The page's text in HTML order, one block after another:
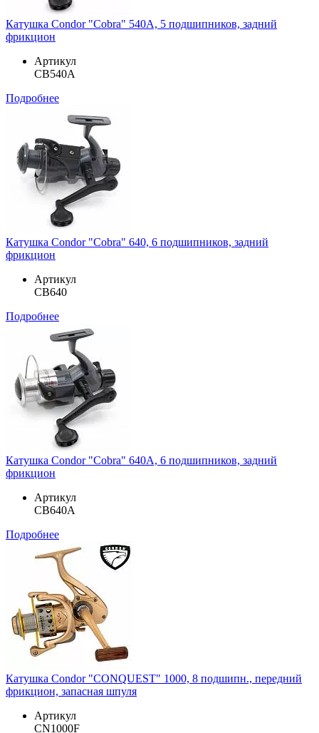
Катушка Condor "Cobra" 540A, 5 подшипников, задний
фрикцион
Артикул
CB540A
Подробнее
Катушка Condor "Cobra" 640, 6 подшипников, задний
фрикцион
Артикул
CB640
Подробнее
Катушка Condor "Cobra" 640A, 6 подшипников, задний
фрикцион
Артикул
CB640A
Подробнее
Катушка Condor "CONQUEST" 1000, 8 подшипн., передний
фрикцион, запасная шпуля
Артикул
CN1000F